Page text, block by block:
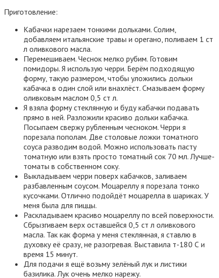
Приготовление:
Кабачки нарезаем тонкими дольками. Солим,
добавляем итальянские травы и орегано, поливаем 1 ст
л оливкового масла.
Перемешиваем. Чеснок мелко рубим. Готовим
помидоры. Я использую черри. Берём подходящую
форму, такую размером, чтобы уложились дольки
кабачка в один слой или внахлёст. Смазываем форму
оливковым маслом 0,5 ст л.
Я взяла форму стеклянную и буду кабачки подавать
прямо в ней. Разложили красиво дольки кабачка.
Посыпаем свержу рубленным чесноком. Черри я
порезала пополам. Две столовые ложки томатного
соуса разводим водой. Можно использовать пасту
томатную или взять просто томатный сок 70 мл. Лучше-
томаты в собственном соку.
Выкладываем черри поверх кабачков, заливаем
разбавленным соусом. Моцареллу я порезала тонко
кусочками. Отлично подойдёт моцарелла в шариках. У
меня была для пиццы.
Раскладываем красиво моцареллу по всей поверхности.
Сбрызгиваем верх оставшейся 0,5 ст л оливкового
масла. Так как форма у меня стеклянная, я ставлю в
духовку её сразу, не разогревая. Выставила т-180 С и
время 15 минут.
Для подачи я ещё возьму зелёный лук и листики
базилика. Лук очень мелко нарежу.